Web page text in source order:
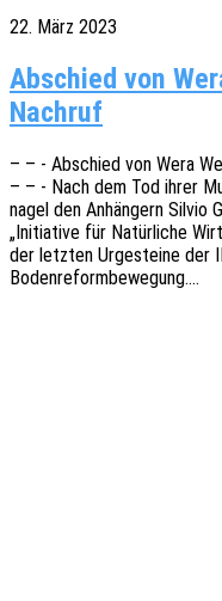
22. März 2023
Abschied von
Nachruf
– – - Abschied von Wera
– – - Nach dem Tod ihrer
na­gel den Anhän­gern Silvio
„Initia­ti­ve für Natür­li­che
der letz­ten Urge­stei­ne der
Bodenreformbewegung.…